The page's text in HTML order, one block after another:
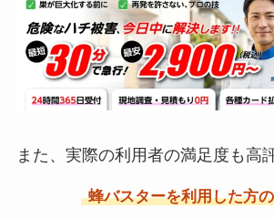
また、実際の利用者の満足度も高
蜂バスターを利用した方